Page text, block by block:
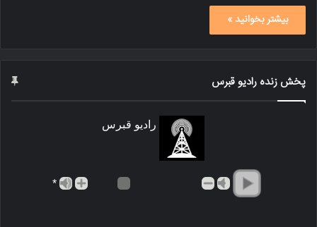
بیشتر بخوانید »
پخش زنده رادیو قبرس
رادیو قبرس
*